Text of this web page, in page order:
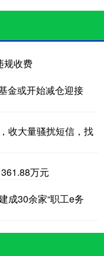
规收费
金或开始减仓迎接
收大量骚扰短信，找
万元
成30余家“职工e务